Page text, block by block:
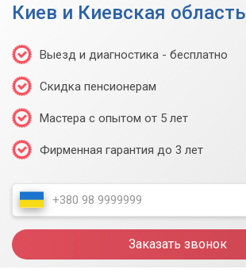
Киев и Киевская область
Выезд и диагностика - бесплатно
Скидка пенсионерам
Мастера с опытом от 5 лет
Фирменная гарантия до 3 лет
Заказать звонок